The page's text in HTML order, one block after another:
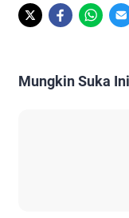
Mungkin Suka